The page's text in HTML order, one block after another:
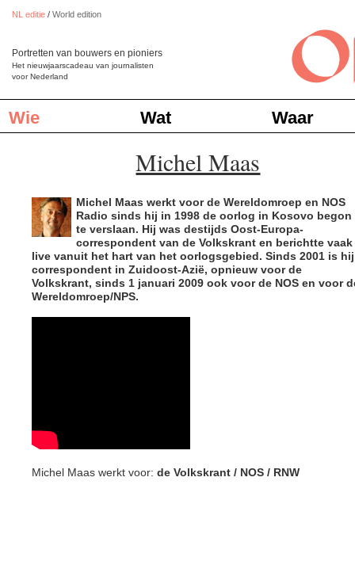
NL editie / World edition
Het nieuwjaarscadeau van journalisten
voor Nederland
Portretten van bouwers en pioniers
Wie Wat Waar
Michel Maas
Michel Maas werkt voor de Wereldomroep en NOS
Radio sinds hij in 1998 de oorlog in Kosovo begon
te verslaan. Hij was destijds Oost-Europa-
correspondent van de Volkskrant en berichtte vaak
live vanuit het hart van het oorlogsgebied. Sinds 2001 is hij
correspondent in Zuidoost-Azië, opnieuw voor de
Volkskrant, sinds 1 januari 2009 ook voor de NOS en voor
Wereldomroep/NPS.
Michel Maas werkt voor: de Volkskrant / NOS / RNW